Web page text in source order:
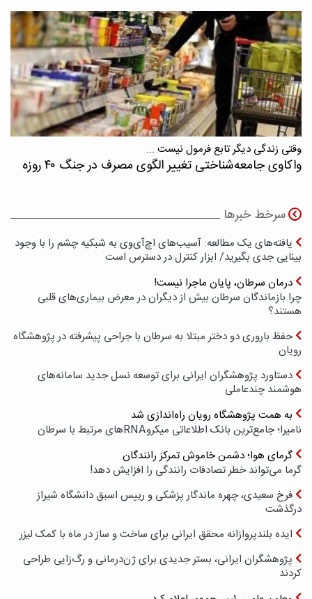
وقتی زندگی دیگر تابع فرمول نیست ...
واکاوی جامعه‌شناختی تغییر الگوی مصرف در جنگ ۴۰ روزه
سرخط خبرها
یافته‌های یک مطالعه: آسیب‌های اچ‌آی‌وی به شبکیه چشم را با وجود
بینایی جدی بگیرید/ ابزار کنترل در دسترس است
درمان سرطان، پایان ماجرا نیست!
چرا بازماندگان سرطان بیش از دیگران در معرض بیماری‌های قلبی
هستند؟
حفظ باروری دو دختر مبتلا به سرطان با جراحی پیشرفته در پژوهشگاه
رویان
دستاورد پژوهشگران ایرانی برای توسعه نسل جدید سامانه‌های
هوشمند چندعاملی
به همت پژوهشگاه رویان راه‌اندازی شد
نامیرا؛ جامع‌ترین بانک اطلاعاتی میکروRNAهای مرتبط با سرطان
گرمای هوا؛ دشمن خاموش تمرکز رانندگان
گرما می‌تواند خطر تصادفات رانندگی را افزایش دهد!
فرخ سعیدی، چهره ماندگار پزشکی و رییس اسبق دانشگاه شیراز
درگذشت
ایده بلندپروازانه محقق ایرانی برای ساخت و ساز در ماه با کمک لیزر
پژوهشگران ایرانی، بستر جدیدی برای ژن‌درمانی و رگ‌زایی طراحی
کردند